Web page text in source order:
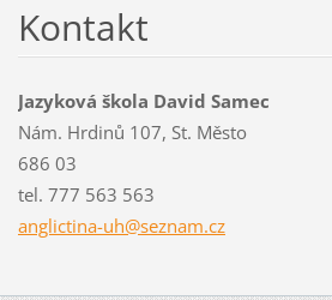
Kontakt
Jazyková škola David Samec
Nám. Hrdinů 107, St. Město
686 03
tel. 777 563 563
anglictina-uh@seznam.cz